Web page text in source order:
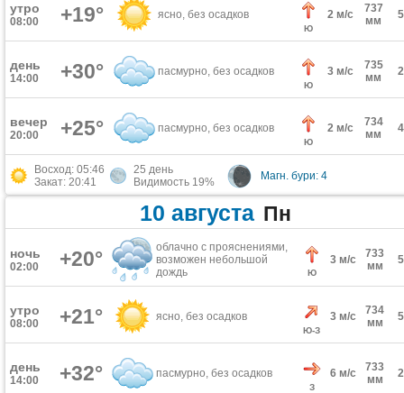
утро
08:00 +19° ясно, без осадков
Ю
2 м/с
737
мм
день
14:00 +30° пасмурно, без осадков
Ю
3 м/с
735
мм
вечер
20:00 +25° пасмурно, без осадков
Ю
2 м/с
734
мм
Восход: 05:46
Закат: 20:41
25 день
Видимость 19%
Магн. бури: 4
10 августа Пн
ночь
02:00 +20°
облачно с прояснениями,
возможен небольшой
дождь
Ю
3 м/с
733
мм
утро
08:00 +21° ясно, без осадков
Ю-З
3 м/с
734
мм
день
14:00 +32° пасмурно, без осадков
З
6 м/с
733
мм